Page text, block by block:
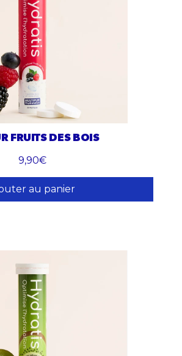
FRUITS DES BOIS
9,90€
au panier